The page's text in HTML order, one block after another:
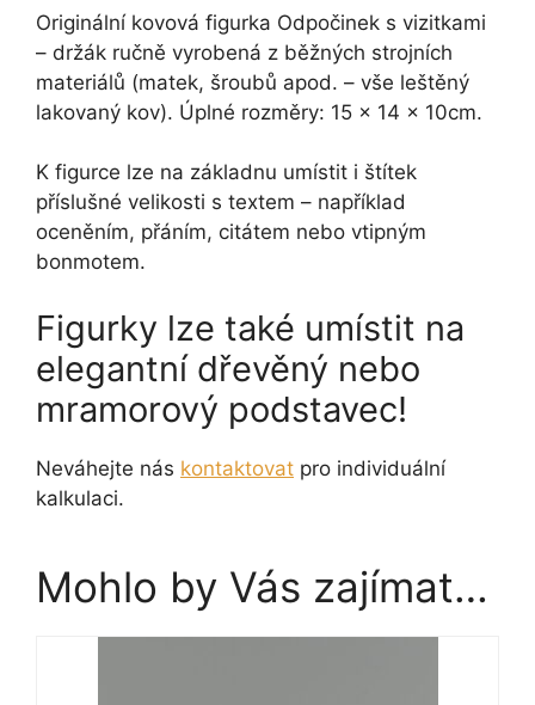
Originální kovová figurka Odpočinek s vizitkami
– držák ručně vyrobená z běžných strojních
materiálů (matek, šroubů apod. – vše leštěný
lakovaný kov). Úplné rozměry: 15 x 14 x 10cm.
K figurce lze na základnu umístit i štítek
příslušné velikosti s textem – například
oceněním, přáním, citátem nebo vtipným
bonmotem.
Figurky lze také umístit na
elegantní dřevěný nebo
mramorový podstavec!
Neváhejte nás kontaktovat pro individuální
kalkulaci.
Mohlo by Vás zajímat…